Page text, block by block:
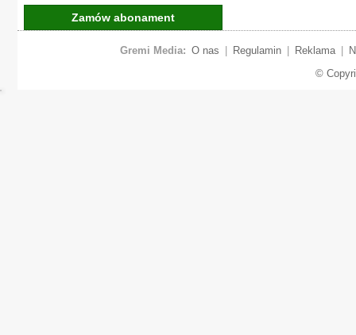
Zamów abonament
Gremi Media: O nas Regulamin Reklama
©